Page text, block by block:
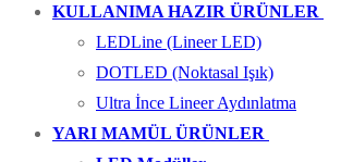
KULLANIMA HAZIR ÜRÜNLER
LEDLine (Lineer LED)
DOTLED (Noktasal Işık)
Ultra İnce Lineer Aydınlatma
YARI MAMÜL ÜRÜNLER